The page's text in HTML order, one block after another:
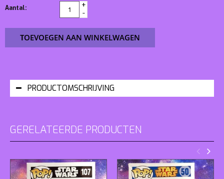
Aantal:
+
-
TOEVOEGEN AAN WINKELWAGEN
PRODUCTOMSCHRIJVING
GERELATEERDE PRODUCTEN